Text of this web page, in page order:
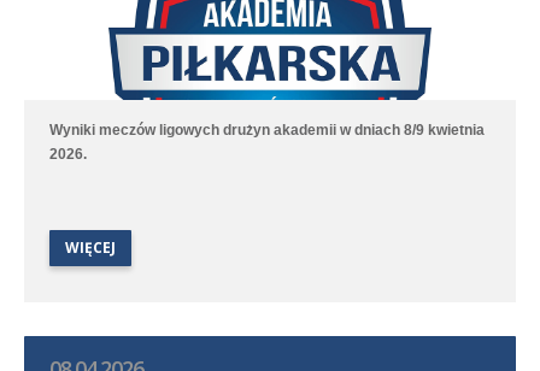
Wyniki meczów ligowych drużyn akademii w dniach 8/9 kwietnia
2026.
WIĘCEJ